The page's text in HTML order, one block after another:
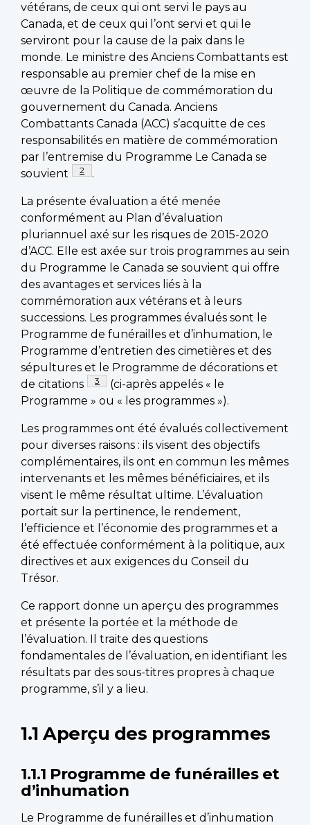
vétérans, de ceux qui ont servi le pays au
Canada, et de ceux qui l’ont servi et qui le
serviront pour la cause de la paix dans le
monde. Le ministre des Anciens Combattants est
responsable au premier chef de la mise en
œuvre de la Politique de commémoration du
gouvernement du Canada. Anciens
Combattants Canada (ACC) s’acquitte de ces
responsabilités en matière de commémoration
par l’entremise du Programme Le Canada se
souvient
Footnote
2 .
La présente évaluation a été menée
conformément au Plan d’évaluation
pluriannuel axé sur les risques de 2015-2020
d’ACC. Elle est axée sur trois programmes au sein
du Programme le Canada se souvient qui offre
des avantages et services liés à la
commémoration aux vétérans et à leurs
successions. Les programmes évalués sont le
Programme de funérailles et d’inhumation, le
Programme d’entretien des cimetières et des
sépultures et le Programme de décorations et
de citations
Footnote
3
(ci-après appelés « le
Programme » ou « les programmes »).
Les programmes ont été évalués collectivement
pour diverses raisons : ils visent des objectifs
complémentaires, ils ont en commun les mêmes
intervenants et les mêmes bénéficiaires, et ils
visent le même résultat ultime. L’évaluation
portait sur la pertinence, le rendement,
l’efficience et l’économie des programmes et a
été effectuée conformément à la politique, aux
directives et aux exigences du Conseil du
Trésor.
Ce rapport donne un aperçu des programmes
et présente la portée et la méthode de
l’évaluation. Il traite des questions
fondamentales de l’évaluation, en identifiant les
résultats par des sous-titres propres à chaque
programme, s’il y a lieu.
1.1 Aperçu des programmes
1.1.1 Programme de funérailles et
d’inhumation
Le Programme de funérailles et d’inhumation